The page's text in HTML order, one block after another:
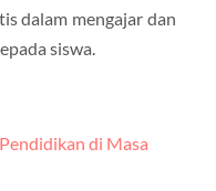
dalam mengajar dan
siswa.
di Masa